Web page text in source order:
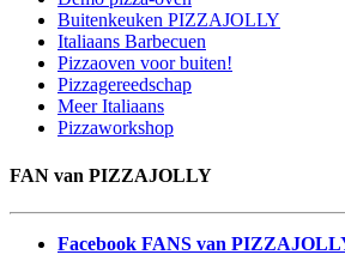
Buitenkeuken PIZZAJOLLY
Italiaans Barbecuen
Pizzaoven voor buiten!
Pizzagereedschap
Meer Italiaans
Pizzaworkshop
FAN van PIZZAJOLLY
Facebook FANS van